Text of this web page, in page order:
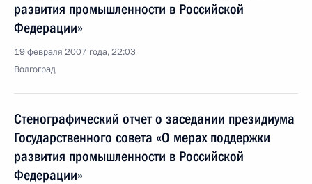
развития промышленности в Российской
Федерации»
19 февраля 2007 года, 22:03
Волгоград
Стенографический отчет о заседании президиума
Государственного совета «О мерах поддержки
развития промышленности в Российской
Федерации»